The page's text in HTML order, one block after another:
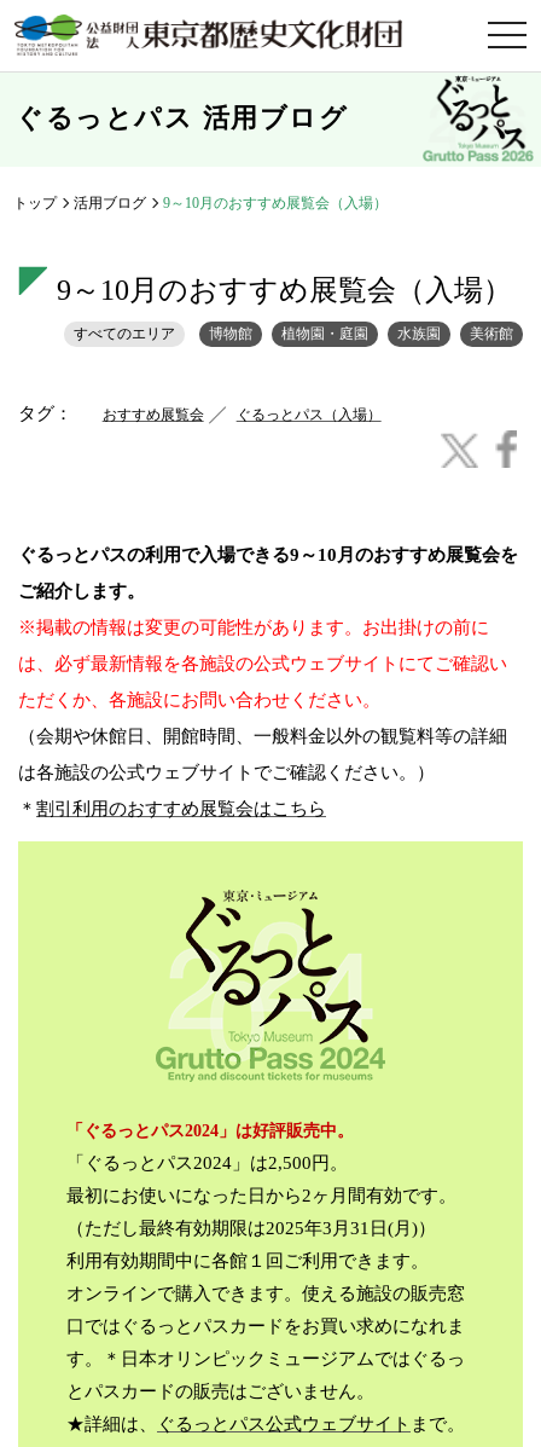
t
o
l
e
n
a
ぐるっとパス 活用ブログ
トップ 活用ブログ 9～10月のおすすめ展覧会（入場）
9～10月のおすすめ展覧会（入場）
すべてのエリア 博物館 植物園・庭園 水族園 美術館
タグ： おすすめ展覧会 ぐるっとパス（入場）
ぐるっとパスの利用で入場できる9～10月のおすすめ展覧会を
ご紹介します。
※掲載の情報は変更の可能性があります。お出掛けの前に
は、必ず最新情報を各施設の公式ウェブサイトにてご確認い
ただくか、各施設にお問い合わせください。
（会期や休館日、開館時間、一般料金以外の観覧料等の詳細
は各施設の公式ウェブサイトでご確認ください。）
＊ 割引利用のおすすめ展覧会はこちら
「ぐるっとパス2024」は好評販売中。
「ぐるっとパス2024」は2,500円。
最初にお使いになった日から2ヶ月間有効です。
（ただし最終有効期限は2025年3月31日(月)）
利用有効期間中に各館１回ご利用できます。
オンラインで購入できます。使える施設の販売窓
口ではぐるっとパスカードをお買い求めになれま
す。＊日本オリンピックミュージアムではぐるっ
とパスカードの販売はございません。
★詳細は、
ぐるっとパス公式ウェブサイト まで。